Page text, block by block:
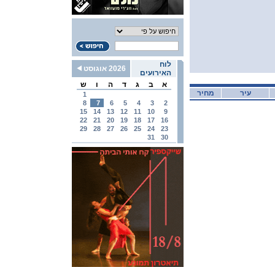
לוח
האירועים
2026 אוגוסט
א
ב ג ד ה ו ש
1
2
3
4
5
6
7
8
9
10
11
12
13
14
15
16
17
18
19
20
21
22
23
24
25
26
27
28
29
30
31
מחיר עיר